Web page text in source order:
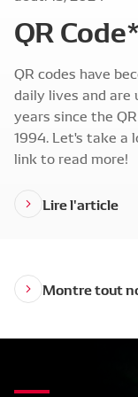
QR
QR codes have
daily lives and are
years since the
1994. Let's take a
link to read more!
Lire l'article
Montre tout